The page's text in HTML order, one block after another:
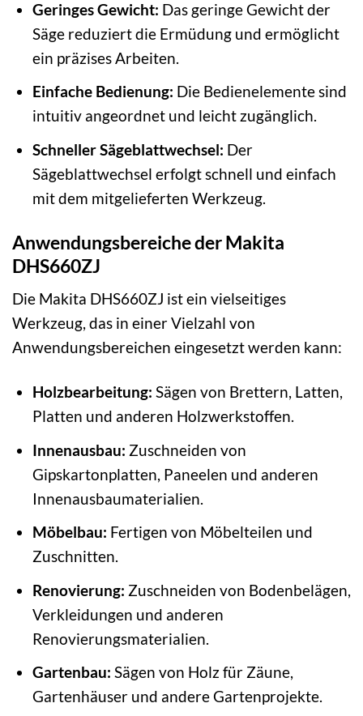
Geringes Gewicht: Das geringe Gewicht der
Säge reduziert die Ermüdung und ermöglicht
ein präzises Arbeiten.
Einfache Bedienung: Die Bedienelemente sind
intuitiv angeordnet und leicht zugänglich.
Schneller Sägeblattwechsel: Der
Sägeblattwechsel erfolgt schnell und einfach
mit dem mitgelieferten Werkzeug.
Anwendungsbereiche der Makita
DHS660ZJ
Die Makita DHS660ZJ ist ein vielseitiges
Werkzeug, das in einer Vielzahl von
Anwendungsbereichen eingesetzt werden kann:
Holzbearbeitung: Sägen von Brettern, Latten,
Platten und anderen Holzwerkstoffen.
Innenausbau: Zuschneiden von
Gipskartonplatten, Paneelen und anderen
Innenausbaumaterialien.
Möbelbau: Fertigen von Möbelteilen und
Zuschnitten.
Renovierung: Zuschneiden von Bodenbelägen,
Verkleidungen und anderen
Renovierungsmaterialien.
Gartenbau: Sägen von Holz für Zäune,
Gartenhäuser und andere Gartenprojekte.